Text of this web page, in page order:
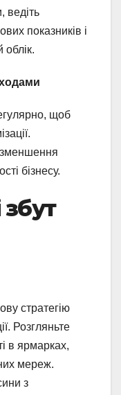
ведіть
показників і
облік.
щоб
бізнесу.
стратегію
Розгляньте
в ярмарках,
мереж.
з